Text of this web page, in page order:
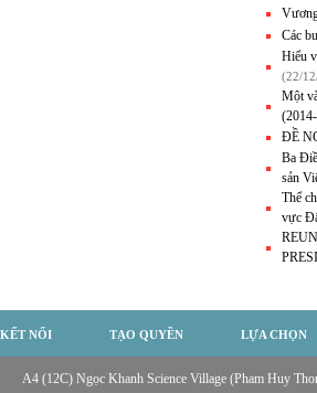
Các
Hiểu
(22/
Một
ĐỀ
Ba
sản
Thể
vực
KẾT NỐI TẠO QUYỀN LỰA CHỌN
A4 (12C) Ngọc Khanh Science Village (Pham Huy